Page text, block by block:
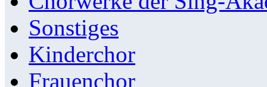
Sonstiges
Kinderchor
Frauenchor